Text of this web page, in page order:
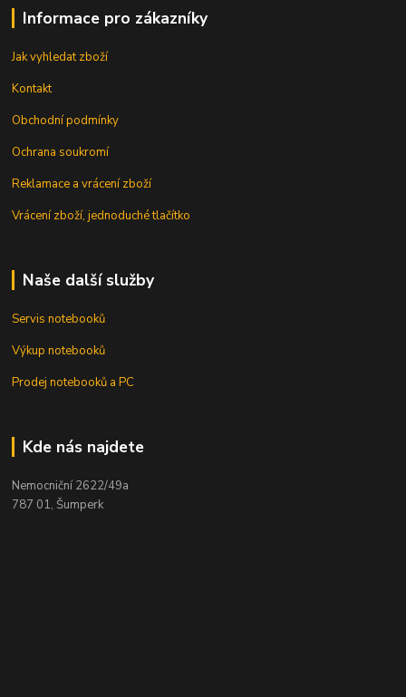
Informace pro zákazníky
Jak vyhledat zboží
Kontakt
Obchodní podmínky
Ochrana soukromí
Reklamace a vrácení zboží
Vrácení zboží, jednoduché tlačítko
Naše další služby
Servis notebooků
Výkup notebooků
Prodej notebooků a PC
Kde nás najdete
Nemocniční 2622/49a
787 01, Šumperk